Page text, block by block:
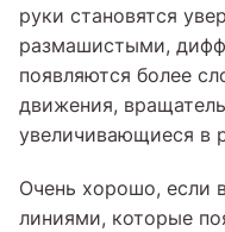
руки становятся
размашистыми,
появляются более
движения,
увеличивающиеся в
Очень хорошо, если
линиями, которые